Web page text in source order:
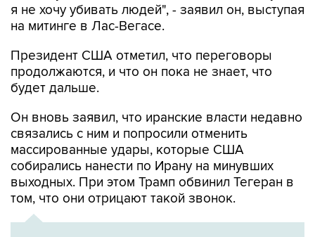
я не хочу убивать людей", - заявил он, выступая
на митинге в Лас-Вегасе.
Президент США отметил, что переговоры
продолжаются, и что он пока не знает, что
будет дальше.
Он вновь заявил, что иранские власти недавно
связались с ним и попросили отменить
массированные удары, которые США
собирались нанести по Ирану на минувших
выходных. При этом Трамп обвинил Тегеран в
том, что они отрицают такой звонок.